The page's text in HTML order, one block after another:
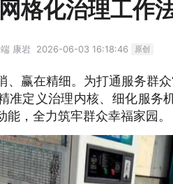
格化治理工作
康岩 2026-06-03 16:18:46 原创
、赢在精细。为打通服务群
准定义治理内核、细化服务
能，全力筑牢群众幸福家园。